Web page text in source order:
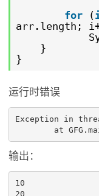
for
(
arr.length;
}
}
运行时错误
Exception in
at
输出：
10